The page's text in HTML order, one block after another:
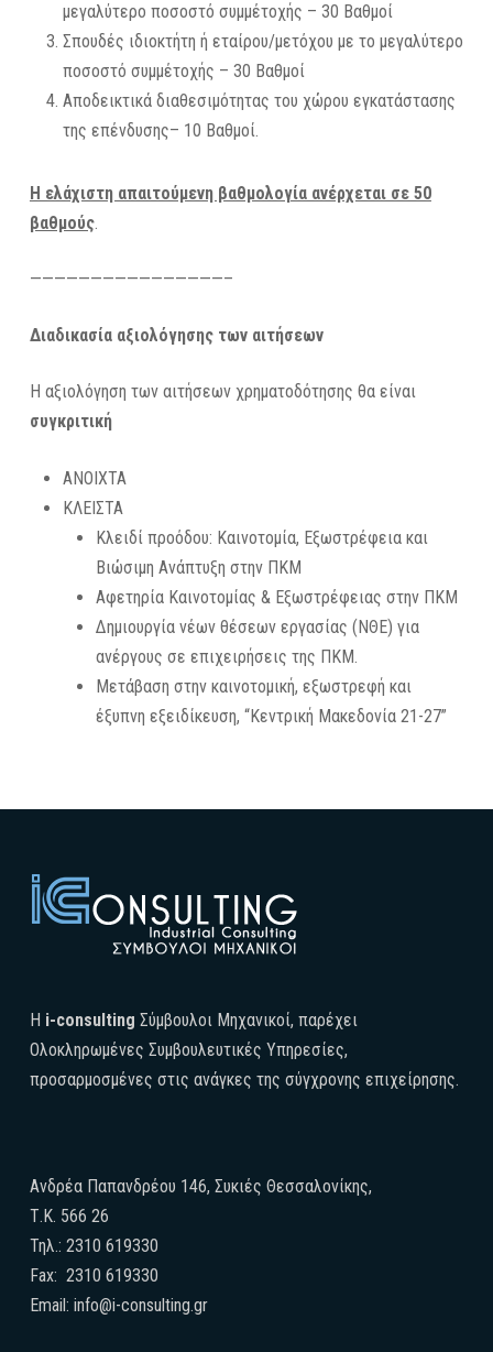
μεγαλύτερο ποσοστό συμμέτοχής – 30 Βαθμοί
Σπουδές ιδιοκτήτη ή εταίρου/μετόχου με το μεγαλύτερο
ποσοστό συμμέτοχής – 30 Βαθμοί
Αποδεικτικά διαθεσιμότητας του χώρου εγκατάστασης
της επένδυσης– 10 Βαθμοί.
Η ελάχιστη απαιτούμενη βαθμολογία ανέρχεται σε 50
βαθμούς.
————————————————–
Διαδικασία αξιολόγησης των αιτήσεων
Η αξιολόγηση των αιτήσεων χρηματοδότησης θα είναι
συγκριτική
ΑΝΟΙΧΤΑ
ΚΛΕΙΣΤΑ
Κλειδί προόδου: Καινοτομία, Εξωστρέφεια και
Βιώσιμη Ανάπτυξη στην ΠΚΜ
Αφετηρία Καινοτομίας & Εξωστρέφειας στην ΠΚΜ
Δημιουργία νέων θέσεων εργασίας (ΝΘΕ) για
ανέργους σε επιχειρήσεις της ΠΚΜ.
Μετάβαση στην καινοτομική, εξωστρεφή και
έξυπνη εξειδίκευση, “Κεντρική Μακεδονία 21-27”
H i-consulting Σύμβουλοι Μηχανικοί, παρέχει
Ολοκληρωμένες Συμβουλευτικές Υπηρεσίες,
προσαρμοσμένες στις ανάγκες της σύγχρονης επιχείρησης.
Ανδρέα Παπανδρέου 146, Συκιές Θεσσαλονίκης,
Τ.Κ. 566 26
Τηλ.: 2310 619330
Fax: 2310 619330
Email: info@i-consulting.gr